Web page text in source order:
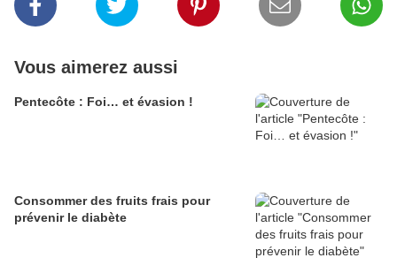
Vous aimerez aussi
Pentecôte : Foi… et évasion !
Consommer des fruits frais pour
prévenir le diabète